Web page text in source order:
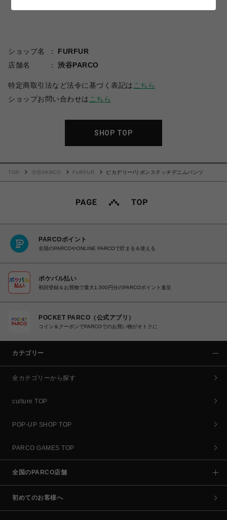
ショップ名
FURFUR
店舗名
渋谷PARCO
特定商取引法など法令に基づく表記は こちら
ショップお問い合わせは こちら
SHOP TOP
TOP 渋谷PARCO FURFUR ピカデリー/リボンステッチデニムパンツ
PARCOポイント
全国のPARCOやONLINE PARCOで貯まる＆使える
ポケパル払い
初回登録＆お買物で最大1,500円分のPARCOポイント進呈
POCKET PARCO（公式アプリ）
コイン＆クーポンでPARCOでのお買い物がオトクに
カテゴリー
全カテゴリーから探す
culture TOP
POP-UP SHOP TOP
PARCO GAMES TOP
全国のPARCO店舗
初めてのお客様へ